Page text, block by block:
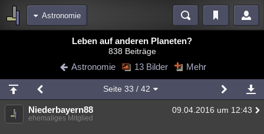
Astronomie
Blogs Videos
Chat Wiki Neuigkeiten
meine Rubriken
Menschen Wissenschaft Mystery Kriminalfälle
Leben auf anderen Planeten?
838 Beiträge
Astronomie 13 Bilder Mehr
Seite 33 / 42
Niederbayern88 09.04.2016 um 12:43
ehemaliges Mitglied